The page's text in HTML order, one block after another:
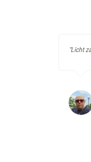
"Licht